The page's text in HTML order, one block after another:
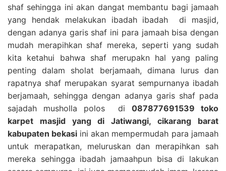
shaf sehingga ini akan dangat membantu bagi jamaah
yang hendak melakukan ibadah ibadah di masjid,
dengan adanya garis shaf ini para jamaah bisa dengan
mudah merapihkan shaf mereka, seperti yang sudah
kita ketahui bahwa shaf merupakn hal yang paling
penting dalam sholat berjamaah, dimana lurus dan
rapatnya shaf merupakan syarat sempurnanya ibadah
berjamaah, sehingga dengan adanya garis shaf pada
sajadah musholla polos di 087877691539 toko
karpet masjid yang di Jatiwangi, cikarang barat
kabupaten bekasi ini akan mempermudah para jamaah
untuk merapatkan, meluruskan dan merapihkan sah
mereka sehingga ibadah jamaahpun bisa di lakukan